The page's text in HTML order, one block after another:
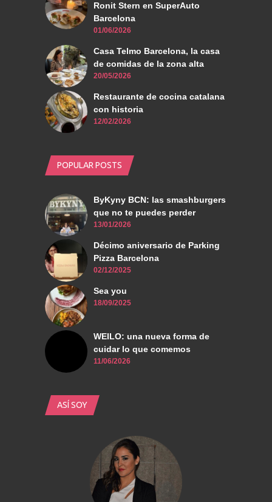
Ronit Stern en SuperAuto
Barcelona
01/06/2026
Casa Telmo Barcelona, la casa
de comidas de la zona alta
20/05/2026
Restaurante de cocina catalana
con historia
12/02/2026
POPULAR POSTS
ByKyny BCN: las smashburgers
que no te puedes perder
13/01/2026
Décimo aniversario de Parking
Pizza Barcelona
02/12/2025
Sea you
18/09/2025
WEILO: una nueva forma de
cuidar lo que comemos
11/06/2026
ASÍ SOY